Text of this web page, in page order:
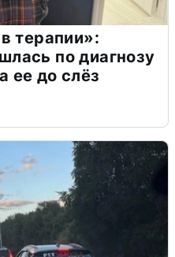
терапии»:
по диагнозу
ее до слёз